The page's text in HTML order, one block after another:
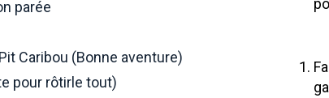
parée
Caribou (Bonne aventure)
pour rôtirle tout)